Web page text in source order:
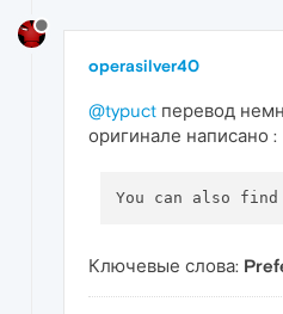
operasilver40
@typuct перевод
оригинале написано :
Ключевые слова: